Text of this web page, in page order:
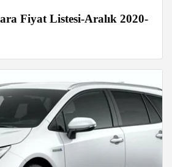
Fiyat Listesi-Aralık 2020-